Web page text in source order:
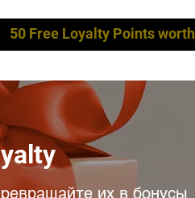
50 Free Loyalty Points
их в бонусы